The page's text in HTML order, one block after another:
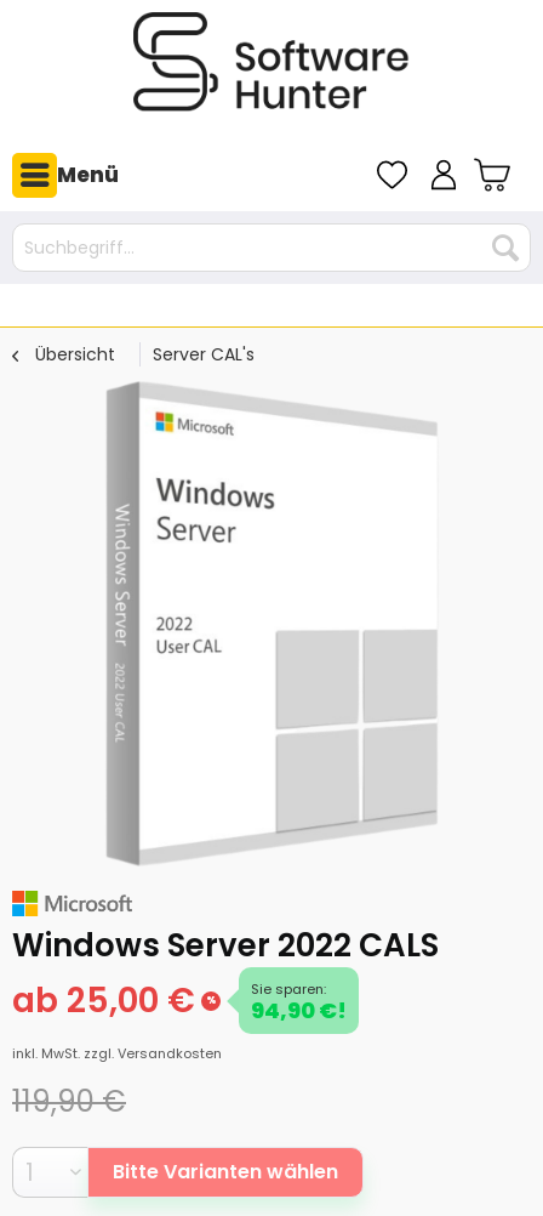
Menü
Übersicht Server CAL's
Windows Server 2022 CALS
ab 25,00 € %
Sie sparen:
94,90 €!
inkl. MwSt. zzgl. Versandkosten
119,90 €
Bitte Varianten wählen